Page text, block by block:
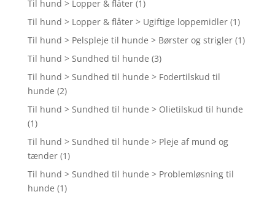
Til hund > Lopper & flåter (1)
Til hund > Lopper & flåter > Ugiftige loppemidler (1)
Til hund > Pelspleje til hunde > Børster og strigler (1)
Til hund > Sundhed til hunde (3)
Til hund > Sundhed til hunde > Fodertilskud til
hunde (2)
Til hund > Sundhed til hunde > Olietilskud til hunde
(1)
Til hund > Sundhed til hunde > Pleje af mund og
tænder (1)
Til hund > Sundhed til hunde > Problemløsning til
hunde (1)